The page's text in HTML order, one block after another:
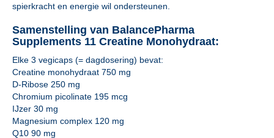
spierkracht en energie wil ondersteunen.
Samenstelling van BalancePharma
Supplements 11 Creatine Monohydraat:
Elke 3 vegicaps (= dagdosering) bevat:
Creatine monohydraat 750 mg
D-Ribose 250 mg
Chromium picolinate 195 mcg
IJzer 30 mg
Magnesium complex 120 mg
Q10 90 mg